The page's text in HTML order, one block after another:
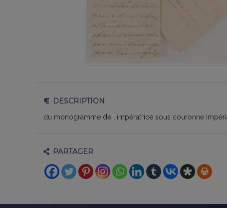
DESCRIPTION
du monogramme de l'impératrice sous couronne
PARTAGER